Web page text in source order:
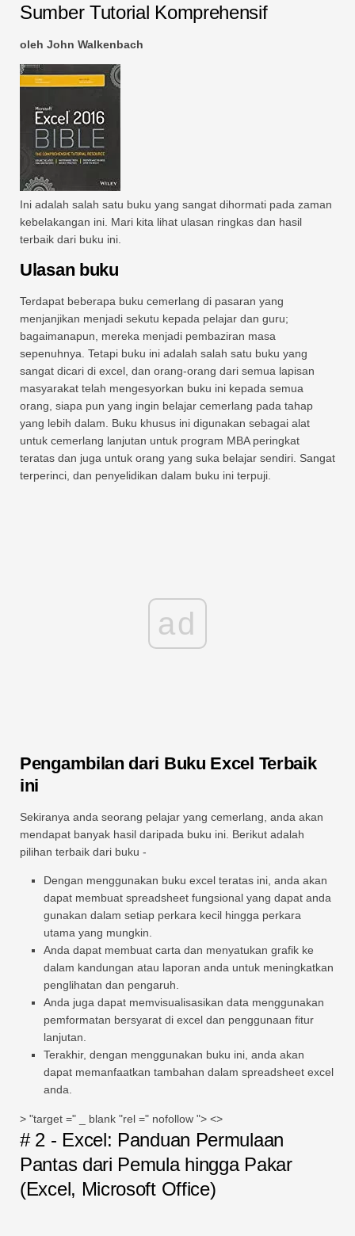
Sumber Tutorial Komprehensif
oleh John Walkenbach
Ini adalah salah satu buku yang sangat dihormati pada zaman
kebelakangan ini. Mari kita lihat ulasan ringkas dan hasil
terbaik dari buku ini.
Ulasan buku
Terdapat beberapa buku cemerlang di pasaran yang
menjanjikan menjadi sekutu kepada pelajar dan guru;
bagaimanapun, mereka menjadi pembaziran masa
sepenuhnya. Tetapi buku ini adalah salah satu buku yang
sangat dicari di excel, dan orang-orang dari semua lapisan
masyarakat telah mengesyorkan buku ini kepada semua
orang, siapa pun yang ingin belajar cemerlang pada tahap
yang lebih dalam. Buku khusus ini digunakan sebagai alat
untuk cemerlang lanjutan untuk program MBA peringkat
teratas dan juga untuk orang yang suka belajar sendiri. Sangat
terperinci, dan penyelidikan dalam buku ini terpuji.
ad
Pengambilan dari Buku Excel Terbaik
ini
Sekiranya anda seorang pelajar yang cemerlang, anda akan
mendapat banyak hasil daripada buku ini. Berikut adalah
pilihan terbaik dari buku -
Dengan menggunakan buku excel teratas ini, anda akan
dapat membuat spreadsheet fungsional yang dapat anda
gunakan dalam setiap perkara kecil hingga perkara
utama yang mungkin.
Anda dapat membuat carta dan menyatukan grafik ke
dalam kandungan atau laporan anda untuk meningkatkan
penglihatan dan pengaruh.
Anda juga dapat memvisualisasikan data menggunakan
pemformatan bersyarat di excel dan penggunaan fitur
lanjutan.
Terakhir, dengan menggunakan buku ini, anda akan
dapat memanfaatkan tambahan dalam spreadsheet excel
anda.
> "target =" _ blank "rel =" nofollow "> <>
# 2 - Excel: Panduan Permulaan
Pantas dari Pemula hingga Pakar
(Excel, Microsoft Office)